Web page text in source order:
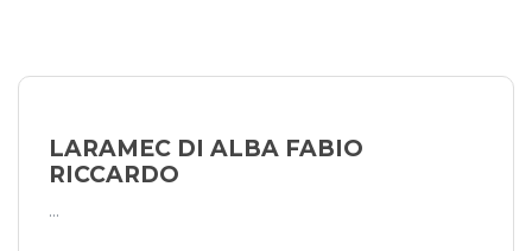
LARAMEC DI ALBA FABIO
RICCARDO
...